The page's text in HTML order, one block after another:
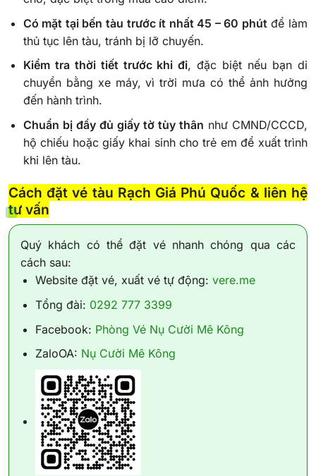
Có mặt tại bến tàu trước ít nhất 45 – 60 phút để làm
thủ tục lên tàu, tránh bị lỡ chuyến.
Kiểm tra thời tiết trước khi đi, đặc biệt nếu bạn di
chuyển bằng xe máy, vì trời mưa có thể ảnh hưởng
đến hành trình.
Chuẩn bị đầy đủ giấy tờ tùy thân như CMND/CCCD,
hộ chiếu hoặc giấy khai sinh cho trẻ em để xuất trình
khi lên tàu.
Cách đặt vé tàu Rạch Giá Phú Quốc & liên hệ
tư vấn
Quý khách có thể đặt vé nhanh chóng qua các
cách sau:
Website đặt vé, xuất vé tự động: vere.me
Tổng đài: 0292 777 3399
Facebook: Phòng Vé Nụ Cười Mê Kông
ZaloOA: Nụ Cười Mê Kông